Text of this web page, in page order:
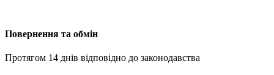
Повернення та обмін
Протягом 14 днів відповідно до законодавства